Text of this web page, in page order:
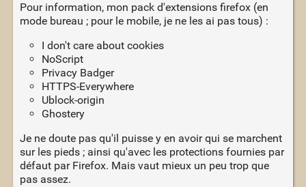
Pour information, mon pack d'extensions firefox (en
mode bureau ; pour le mobile, je ne les ai pas tous) :
I don't care about cookies
NoScript
Privacy Badger
HTTPS-Everywhere
Ublock-origin
Ghostery
Je ne doute pas qu'il puisse y en avoir qui se marchent
sur les pieds ; ainsi qu'avec les protections fournies par
défaut par Firefox. Mais vaut mieux un peu trop que
pas assez.